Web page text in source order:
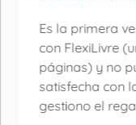
Es la primera
con FlexiLivre
páginas) y no
satisfecha con
gestiono el